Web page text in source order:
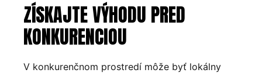
ZÍSKAJTE VÝHODU PRED
KONKURENCIOU
V konkurenčnom prostredí môže byť lokálny